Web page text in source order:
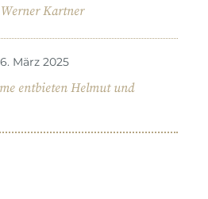
Kartner
März 2025
entbieten Helmut und